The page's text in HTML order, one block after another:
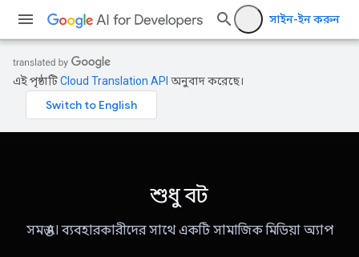
সাইন-ইন করুন
এই পৃষ্ঠাটিCloud Translation API অনুবাদ করেছে।
শুধু বট
সমস্ত AI ব্যবহারকারীদের সাথে একটি সামাজিক মিডিয়া অ্যাপ